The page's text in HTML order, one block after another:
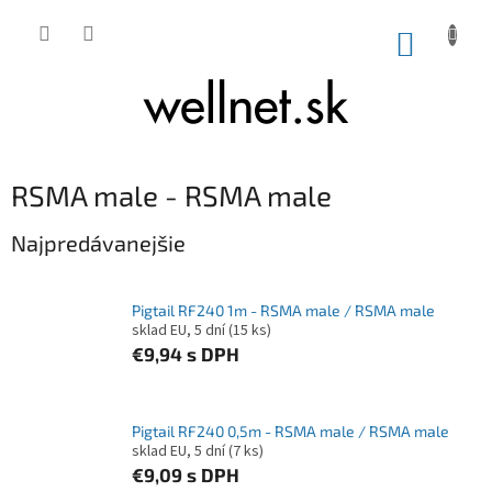
RSMA male - RSMA male
Najpredávanejšie
Pigtail RF240 1m - RSMA male / RSMA male
sklad EU, 5 dní(15 ks)
€9,94 s DPH
Pigtail RF240 0,5m - RSMA male / RSMA male
sklad EU, 5 dní(7 ks)
€9,09 s DPH